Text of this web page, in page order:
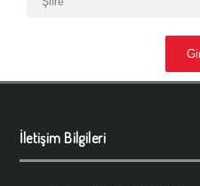
İletişim Bilgileri